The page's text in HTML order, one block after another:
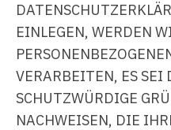
EINLEGEN, WERDEN
VERARBEITEN, ES SEI
SCHUTZWÜRDIGE
NACHWEISEN, DIE